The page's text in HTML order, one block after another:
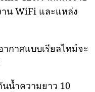
น WiFi และแหล่ง
กาศแบบเรียลไทม์จะ
น้ำความยาว 10